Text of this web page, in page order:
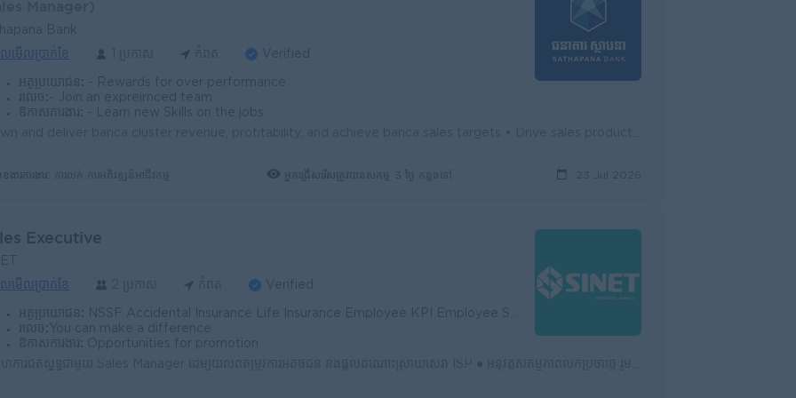
Bank
មើលប្រាក់ខែ Verified
អត្ថប្រយោជន៍: - Rewards for over performance
រំលេច: - Join an expreirnced team
ឱកាសការងារ:
- Learn new Skills on the jobs
ងារការងារ: ការលក់ ការអភិវឌ្ឍន៍អាជីវកម្ម អ្នកជ្រើសរើសត្រូវបានសកម្ម 3 ថ្ងៃ កន្លងទៅ 23 Jul 2026
Executive
មើលប្រាក់ខែ Verified
អត្ថប្រយោជន៍: NSSF Accidental Insurance Life Insurance Employee KPI Employee Seniority 18days Public Holiday Training (Education-Skill-Experiences)
រំលេច: You can make a difference
ឱកាសការងារ: Opportunities for promotion